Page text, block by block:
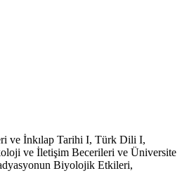
ve İnkılap Tarihi I, Türk Dili I,
ve İletişim Becerileri ve Üniversite
Biyolojik Etkileri,